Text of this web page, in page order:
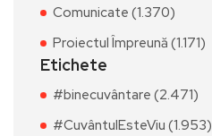
Comunicate (1.370)
Proiectul Împreună (1.171)
Etichete
#binecuvântare (2.471)
#CuvântulEsteViu (1.953)